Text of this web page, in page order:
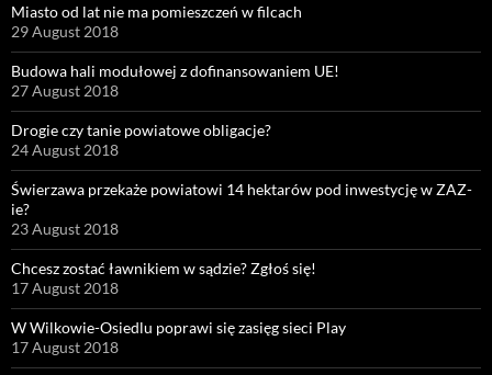
Miasto od lat nie ma pomieszczeń w filcach
29 August 2018
Budowa hali modułowej z dofinansowaniem UE!
27 August 2018
Drogie czy tanie powiatowe obligacje?
24 August 2018
Świerzawa przekaże powiatowi 14 hektarów pod inwestycję w ZAZ-
ie?
23 August 2018
Chcesz zostać ławnikiem w sądzie? Zgłoś się!
17 August 2018
W Wilkowie-Osiedlu poprawi się zasięg sieci Play
17 August 2018